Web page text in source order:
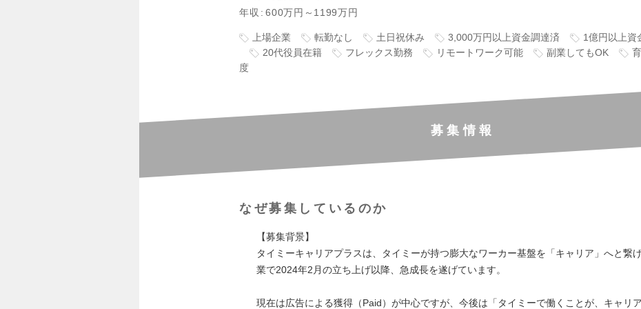
年収 600万円～1199万円
上場企業 転勤なし 土日祝休み 3,000万円以上資金調達済
1億円以上資
20代役員在籍
フレックス勤務 リモートワーク可能 副業してもOK
度
募集情報
なぜ募集しているのか
【募集背景】
タイミーキャリアプラスは、タイミーが持つ膨大なワーカー基盤を「キャリア」へと繋
業で2024年2月の立ち上げ以降、急成長を遂げています。
現在は広告による獲得（Paid）が中心ですが、今後は「タイミーで働くことが、キャリ